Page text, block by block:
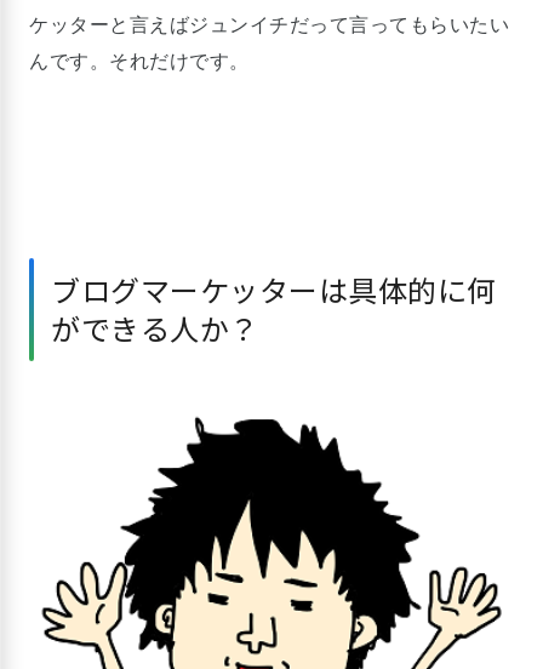
ケッターと言えばジュンイチだって言ってもらいたい
んです。それだけです。
ブログマーケッターは具体的に何
ができる人か？